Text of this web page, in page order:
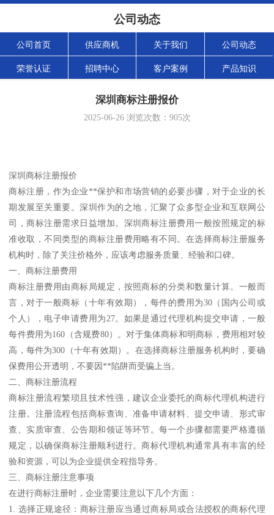
公司动态
公司首页 供应商机 关于我们 公司动态
荣誉认证 招聘中心 客户案例 产品知识
深圳商标注册报价
2025-06-26浏览次数： 905次
深圳商标注册报价
商标注册，作为企业**保护和市场营销的必要步骤，对于企业的长
期发展至关重要。深圳作为的之地，汇聚了众多型企业和互联网公
司，商标注册需求日益增加。深圳商标注册费用一般按照规定的标
准收取，不同类型的商标注册费用略有不同。在选择商标注册服务
机构时，除了关注价格外，应该考虑服务质量、经验和口碑。
一、商标注册费用
商标注册费用由商标局规定，按照商标的分类和数量计算。一般而
言，对于一般商标（十年有效期），每件的费用为30（国内公司或
个人），电子申请费用为27。如果是通过代理机构提交申请，一般
每件费用为160（含规费80）。对于集体商标和明商标，费用相对较
高，每件为300（十年有效期）。在选择商标注册服务机构时，要确
保费用公开透明，不要因**陷阱而受骗上当。
二、商标注册流程
商标注册流程繁琐且技术性强，建议企业委托的商标代理机构进行
注册。注册流程包括商标查询、准备申请材料、提交申请、形式审
查、实质审查、公告期和领证等环节。每一个步骤都需要严格遵循
规定，以确保商标注册顺利进行。商标代理机构通常具有丰富的经
验和资源，可以为企业提供全程指导务。
三、商标注册注意事项
在进行商标注册时，企业需要注意以下几个方面：
1. 选择正规途径：商标注册应当通过商标局或合法授权的商标代理